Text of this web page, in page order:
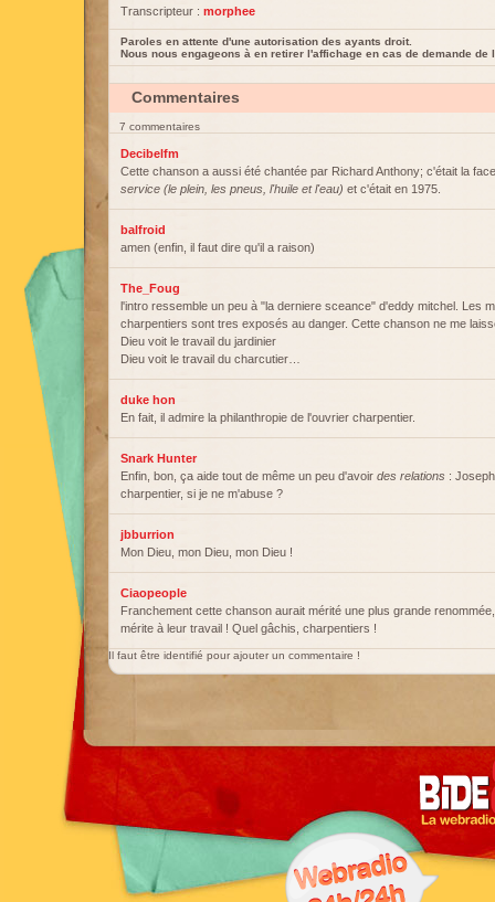
Transcripteur : morphee
Paroles en attente d'une autorisation des ayants droit.
Nous nous engageons à en retirer l'affichage en cas de demande de
Commentaires
7 commentaires
Decibelfm
Cette chanson a aussi été chantée par Richard Anthony; c'était la
service (le plein, les pneus, l'huile et l'eau) et c'était en 1975.
balfroid
amen (enfin, il faut dire qu'il a raison)
The_Foug
l'intro ressemble un peu à "la derniere sceance" d'eddy mitchel. Les
charpentiers sont tres exposés au danger. Cette chanson ne me
Dieu voit le travail du jardinier
Dieu voit le travail du charcutier…
duke hon
En fait, il admire la philanthropie de l'ouvrier charpentier.
Snark Hunter
Enfin, bon, ça aide tout de même un peu d'avoir des relations :
charpentier, si je ne m'abuse ?
jbburrion
Mon Dieu, mon Dieu, mon Dieu !
Ciaopeople
Franchement cette chanson aurait mérité une plus grande
mérite à leur travail ! Quel gâchis, charpentiers !
Il faut être identifié pour ajouter un commentaire !